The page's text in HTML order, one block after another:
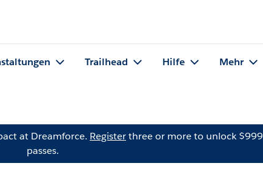
Trailhead Hilfe Mehr
at Dreamforce. Registerthree or more to unlock $999
passes.